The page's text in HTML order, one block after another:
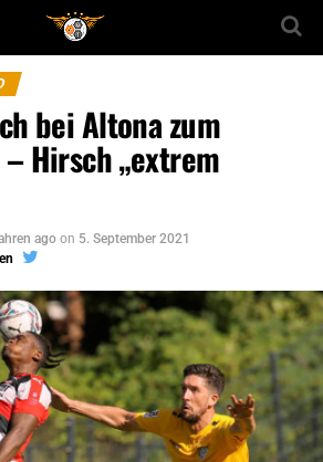
bei Altona zum
Hirsch „extrem
ago on 5. September 2021